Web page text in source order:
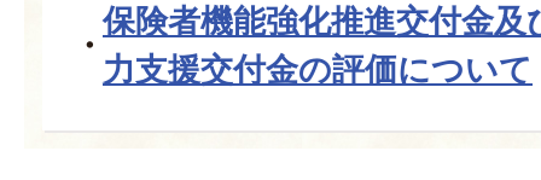
保険者機能強化推進交付金
力支援交付金の評価について